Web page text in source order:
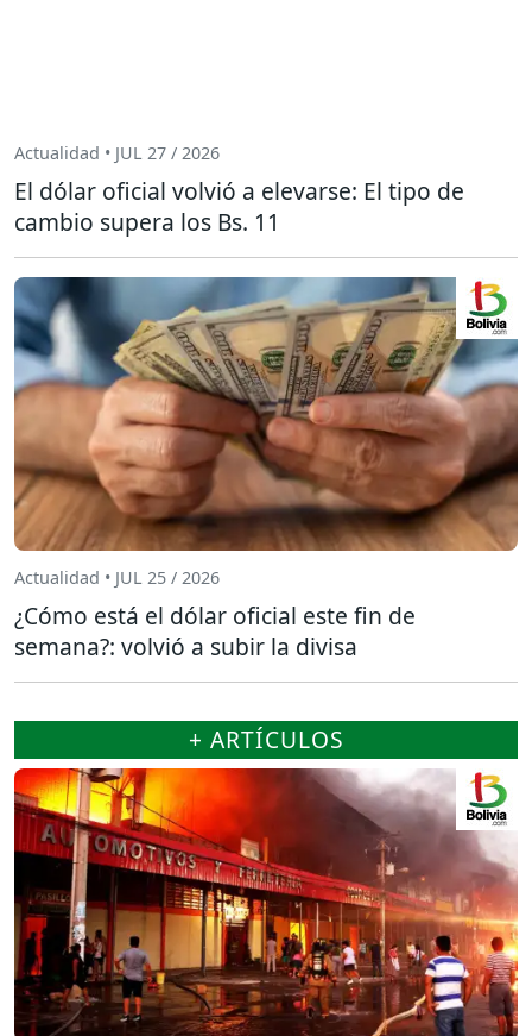
Actualidad • JUL 27 / 2026
El dólar oficial volvió a elevarse: El tipo de
cambio supera los Bs. 11
Actualidad • JUL 25 / 2026
¿Cómo está el dólar oficial este fin de
semana?: volvió a subir la divisa
+ ARTÍCULOS